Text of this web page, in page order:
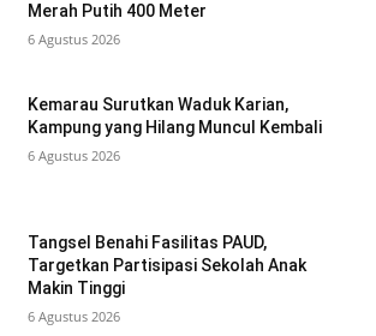
Merah Putih 400 Meter
6 Agustus 2026
Kemarau Surutkan Waduk Karian,
Kampung yang Hilang Muncul Kembali
6 Agustus 2026
Tangsel Benahi Fasilitas PAUD,
Targetkan Partisipasi Sekolah Anak
Makin Tinggi
6 Agustus 2026